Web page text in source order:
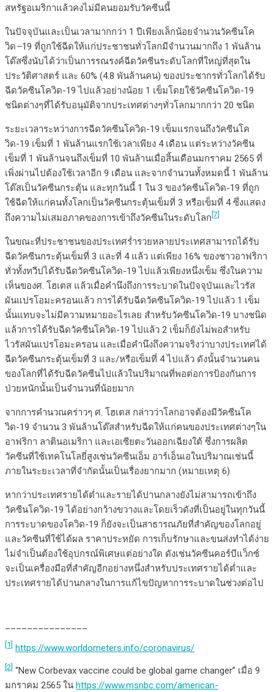
สหรัฐอเมริกาแล้วคงไม่มีคนยอมรับวัคซีนนี้
ในปัจจุบันและเป็นเวลามากกว่า 1 ปีเพียงเล็กน้อยจำนวนวัคซีนโค
วิด–19 ที่ถูกใช้ฉีดให้แก่ประชาชนทั่วโลกมีจำนวนมากถึง 1 พันล้าน
โด๊สซึ่งนับได้ว่าเป็นการรณรงค์ฉีดวัคซีนระดับโลกที่ใหญ่ที่สุดใน
ประวัติศาสตร์ และ 60% (4.8 พันล้านคน) ของประชากรทั่วโลกได้รับ
ฉีดวัคซีนโควิด-19 ไปแล้วอย่างน้อย 1 เข็มโดยใช้วัคซีนโควิด-19
ชนิดต่างๆที่ได้รับอนุมัติจากประเทศต่างๆทั่วโลกมากกว่า 20 ชนิด
ระยะเวลาระหว่างการฉีดวัคซีนโควิด-19 เข็มแรกจนถึงวัคซีนโค
วิด-19 เข็มที่ 1 พันล้านแรกใช้เวลาเพียง 4 เดือน แต่ระหว่างวัคซีน
เข็มที่ 1 พันล้านจนถึงเข็มที่ 10 พันล้านเมื่อสิ้นเดือนมกราคม 2565 ที่
เพิ่งผ่านไปต้องใช้เวลาอีก 9 เดือน และจากจำนวนทั้งหมดนี้ 1 พันล้าน
โด๊สเป็นวัคซีนกระตุ้น และทุกวันนี้ 1 ใน 3 ของวัคซีนโควิด-19 ที่ถูก
ใช้ฉีดให้แก่คนทั้งโลกเป็นวัคซีนกระตุ้นเข็มที่ 3 หรือเข็มที่ 4 ซึ่งแสดง
ถึงความไม่เสมอภาคของการเข้าถึงวัคซีนในระดับโลก [7]
ในขณะที่ประชาชนของประเทศร่ำรวยหลายประเทศสามารถได้รับ
ฉีดวัคซีนกระตุ้นเข็มที่ 3 และที่ 4 แล้ว แต่เพียง 16% ของชาวอาฟริกา
ทั่วทั้งทวีปได้รับฉีดวัคซีนโควิด-19 ไปแล้วเพียงหนึ่งเข็ม ซึ่งในความ
เห็นของศ. โฮเตส แล้วเมื่อคำนึงถึงการระบาดในปัจจุบันและไวรัส
ผันแปรโอมะครอนแล้ว การได้รับฉีดวัคซีนโควิด-19 ไปแล้ว 1 เข็ม
นั้นแทบจะไม่มีความหมายอะไรเลย สำหรับวัคซีนโควิด-19 บางชนิด
แล้วการได้รับฉีดวัคซีนโควิด-19 ไปแล้ว 2 เข็มก็ยังไม่พอสำหรับ
ไวรัสผันแปรโอมะครอน และเมื่อคำนึงถึงความจริงว่าบางประเทศได้
ฉีดวัคซีนกระตุ้นเข็มที่ 3 และ/หรือเข็มที่ 4 ไปแล้ว ดังนั้นจำนวนคน
ของโลกที่ได้รับฉีดวัคซีนไปแล้วในปริมาณที่พอต่อการป้องกันการ
ป่วยหนักนั้นเป็นจำนวนที่น้อยมาก
จากการคำนวณคร่าวๆ ศ. โฮเตส กล่าวว่าโลกอาจต้องมีวัคซีนโค
วิด-19 จำนวน 3 พันล้านโด๊สสำหรับฉีดให้แก่คนของประเทศต่างๆใน
อาฟริกา ลาตินอเมริกา และเอเซียตะวันออกเฉียงใต้ ซึ่งการผลิต
วัคซีนที่ใช้เทคโนโลยี่สูงเช่นวัคซีนเอ็ม อาร์เอ็นเอในปริมาณเช่นนี้
ภายในระยะเวลาที่จำกัดนั้นเป็นเรื่องยากมาก (หมายเหตุ 6)
หากว่าประเทศรายได้ต่ำและรายได้ปานกลางยังไม่สามารถเข้าถึง
วัคซีนโควิด-19 ได้อย่างกว้างขวางและโดยเร็วดังที่เป็นอยู่ในทุกวันนี้
การระบาดของโควิด-19 ก็ยังจะเป็นสาธารณภัยที่สำคัญของโลกอยู่
และวัคซีนที่ใช้ได้ผล ราคาประหยัด การเก็บรักษาและขนส่งทำได้ง่าย
ไม่จำเป็นต้องใช้อุปกรณ์พิเศษแต่อย่างใด ดังเช่นวัคซีนคอร์บีแว็กซ์
จะเป็นเครื่องมือที่สำคัญอีกอย่างหนึ่งสำหรับประเทศรายได้ต่ำและ
ประเทศรายได้ปานกลางในการแก้ไขปัญหาการระบาดในช่วงต่อไป
[1] https://www.worldometers.info/coronavirus/
[2] “New Corbevax vaccine could be global game changer” เมื่อ 9
มกราคม 2565 ใน https://www.msnbc.com/american-